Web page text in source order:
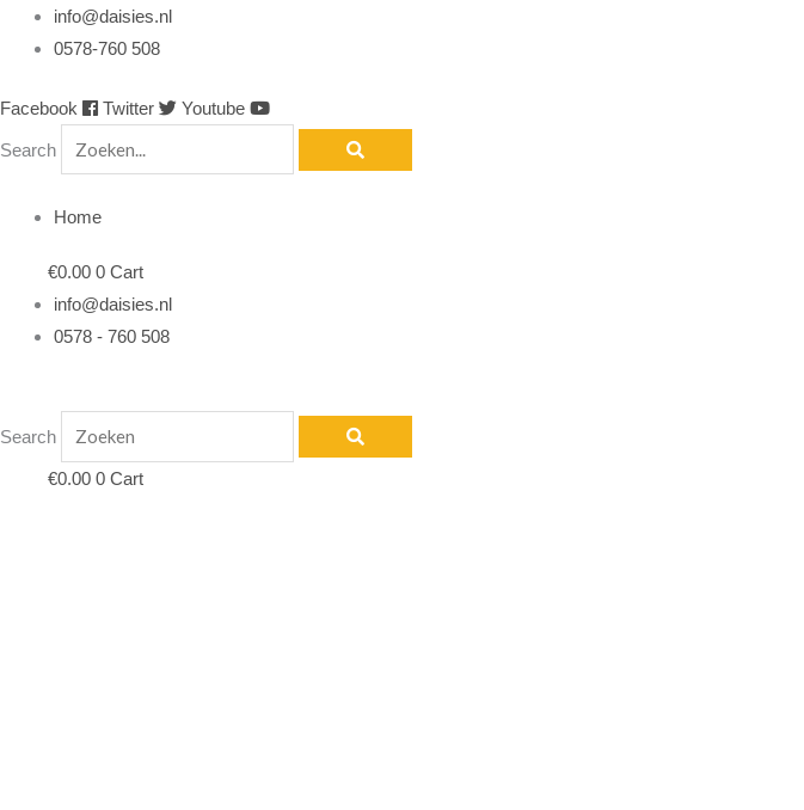
inhoud
info@daisies.nl
0578-760 508
Facebook Twitter Youtube
Search
Home
€0.00 0 Cart
info@daisies.nl
0578 - 760 508
Search
€0.00 0 Cart